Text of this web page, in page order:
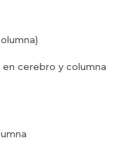
cerebro y columna